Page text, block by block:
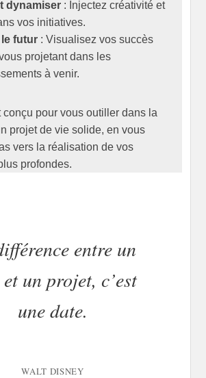
dynamiser: Injectez créativité et
vos initiatives.
futur: Visualisez vos succès
projetant dans les
à venir.
conçu pour vous outiller dans la
projet de vie solide, en vous
vers la réalisation de vos
profondes.
entre un
et un projet, c’est
une date.
WALT DISNEY